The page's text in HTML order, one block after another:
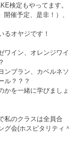
検定もやってます。
開催予定、是非！）、
るオヤジです！
ワイン、オレンジワイ
ンブラン、カベルネソ
ル？？？
かを一緒に学びましょ
私のクラスは全員合
グ会(ホスピタリティ＾